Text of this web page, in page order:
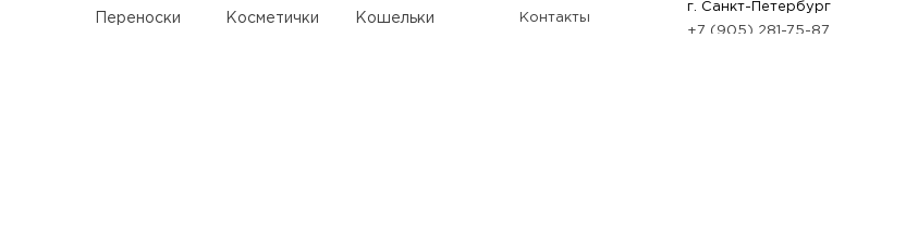
Переноски Косметички Кошельки Контакты
г. Санкт-Петербург
+7 (905) 281-75-87